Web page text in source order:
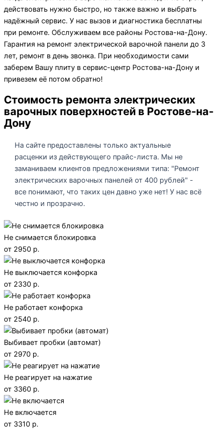
действовать нужно быстро, но также важно и выбрать
надёжный сервис. У нас вызов и диагностика бесплатны
при ремонте. Обслуживаем все районы Ростова-на-Дону.
Гарантия на ремонт электрической варочной панели до 3
лет, ремонт в день звонка. При необходимости сами
заберем Вашу плиту в сервис-центр Ростова-на-Дону и
привезем её потом обратно!
Стоимость ремонта электрических
варочных поверхностей в Ростове-на-
Дону
На сайте предоставлены только актуальные
расценки из действующего прайс-листа. Мы не
заманиваем клиентов предложениями типа: "Ремонт
электрических варочных панелей от 400 рублей" -
все понимают, что таких цен давно уже нет! У нас всё
честно и прозрачно.
Не снимается блокировка
от 2950 р.
Не выключается конфорка
от 2330 р.
Не работает конфорка
от 2540 р.
Выбивает пробки (автомат)
от 2970 р.
Не реагирует на нажатие
от 3360 р.
Не включается
от 3310 р.